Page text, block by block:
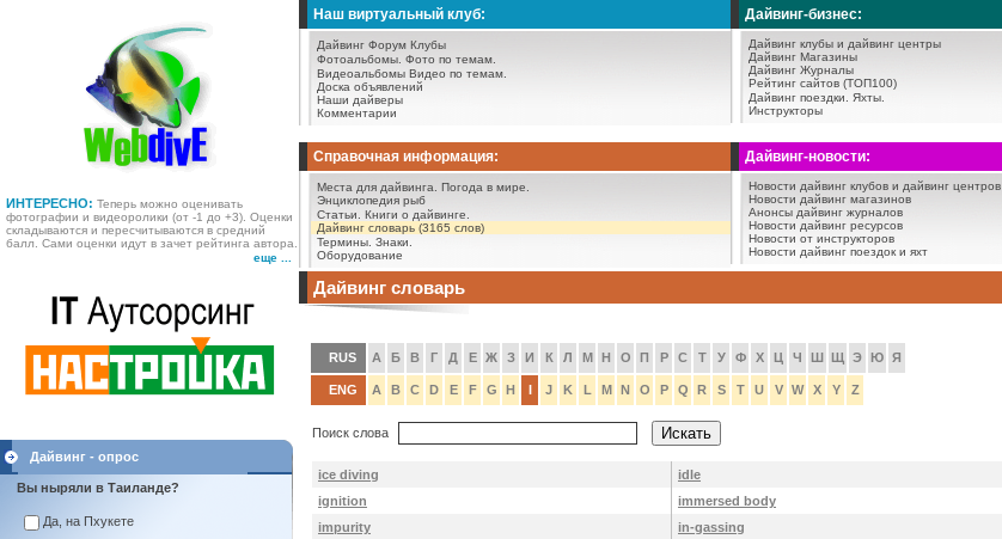
ИНТЕРЕСНО: Теперь можно оценивать
фотографии и видеоролики (от -1 до +3). Оценки
складываются и пересчитываются в средний
балл. Сами оценки идут в зачет рейтинга автора.
еще ...
Наш виртуальный клуб:
Дайвинг Форум Клубы
Фотоальбомы. Фото по темам.
Видеоальбомы Видео по темам.
Доска объявлений
Наши дайверы
Комментарии
Дайвинг-бизнес:
Дайвинг клубы и дайвинг центры
Дайвинг Магазины
Дайвинг Журналы
Рейтинг сайтов (ТОП100)
Дайвинг поездки.
Яхты.
Инструкторы
Справочная информация:
Места для дайвинга.
Погода в мире.
Энциклопедия рыб
Статьи.
Книги о дайвинге.
Дайвинг словарь (3165 слов)
Термины. Знаки.
Оборудование
Дайвинг-новости:
Новости дайвинг клубов и дайвинг центров
Новости дайвинг магазинов
Анонсы дайвинг журналов
Новости дайвинг ресурсов
Новости от инструкторов
Новости дайвинг поездок и яхт
Дайвинг - опрос
Вы ныряли в Таиланде?
Да, на Пхукете
Дайвинг словарь
RUS А Б В Г Д Е Ж З И К Л М Н О П Р С Т У Ф Х Ц Ч Ш Щ Э Ю Я
ENG A B C D E F G H I J K L M N O P Q R S T U V W X Y Z
Поиск слова
ice diving
idle
ignition
immersed body
impurity
in-gassing